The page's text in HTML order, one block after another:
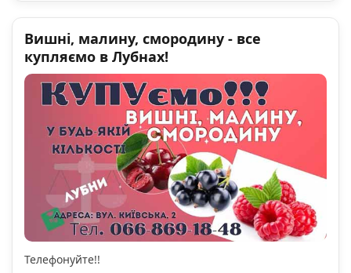
Вишні, малину, смородину - все
купляємо в Лубнах!
Телефонуйте!!